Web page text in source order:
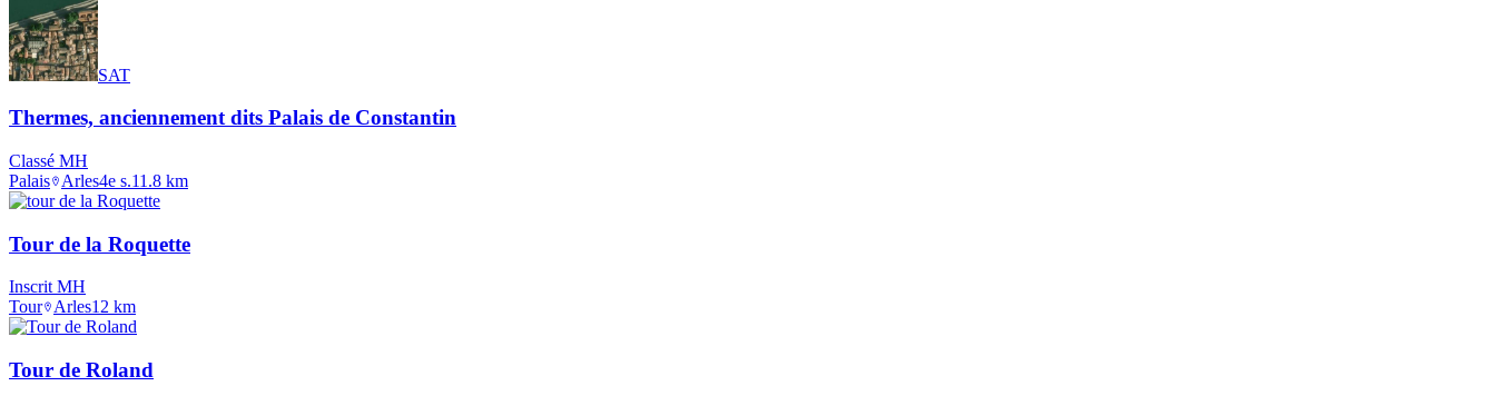
SAT
Thermes, anciennement dits Palais de Constantin
Classé MH
Palais
Arles4e s.11.8 km
Tour de la Roquette
Inscrit MH
Tour Arles12 km
Tour de Roland